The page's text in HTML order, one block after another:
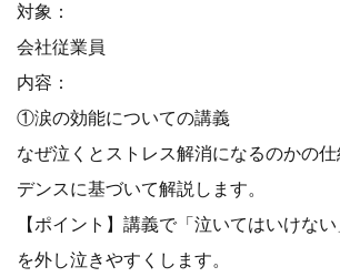
対象：
会社従業員
内容：
①涙の効能についての講義
なぜ泣くとストレス解消になるのかの
デンスに基づいて解説します。
【ポイント】講義で「泣いてはいけな
を外し泣きやすくします。